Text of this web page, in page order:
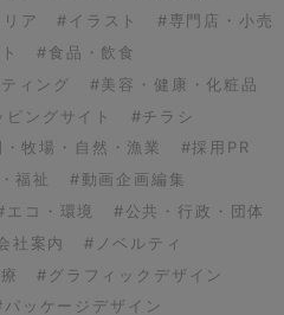
ア
#イラスト
#専門店・小売
#食品・飲食
ィング
#美容・健康・化粧品
ピングサイト
#チラシ
牧場・自然・漁業
#採用PR
福祉
#動画企画編集
エコ・環境
#公共・行政・団体
社案内
#ノベルティ
#グラフィックデザイン
パッケージデザイン